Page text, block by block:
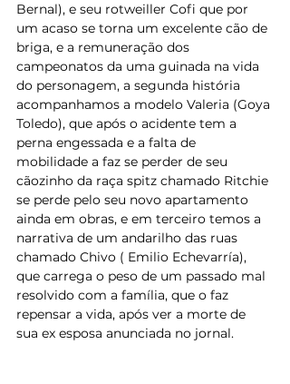
Bernal), e seu rotweiller Cofi que por
um acaso se torna um excelente cão de
briga, e a remuneração dos
campeonatos da uma guinada na vida
do personagem, a segunda história
acompanhamos a modelo Valeria (Goya
Toledo), que após o acidente tem a
perna engessada e a falta de
mobilidade a faz se perder de seu
cãozinho da raça spitz chamado Ritchie
se perde pelo seu novo apartamento
ainda em obras, e em terceiro temos a
narrativa de um andarilho das ruas
chamado Chivo ( Emilio Echevarría),
que carrega o peso de um passado mal
resolvido com a família, que o faz
repensar a vida, após ver a morte de
sua ex esposa anunciada no jornal.